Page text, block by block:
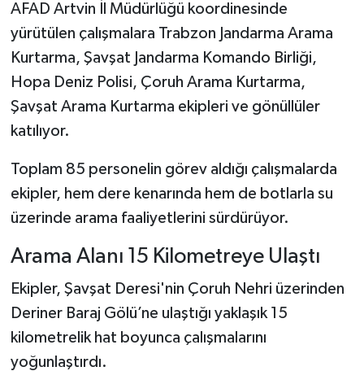
AFAD Artvin İl Müdürlüğü koordinesinde
yürütülen çalışmalara Trabzon Jandarma Arama
Kurtarma, Şavşat Jandarma Komando Birliği,
Hopa Deniz Polisi, Çoruh Arama Kurtarma,
Şavşat Arama Kurtarma ekipleri ve gönüllüler
katılıyor.
Toplam 85 personelin görev aldığı çalışmalarda
ekipler, hem dere kenarında hem de botlarla su
üzerinde arama faaliyetlerini sürdürüyor.
Arama Alanı 15 Kilometreye Ulaştı
Ekipler, Şavşat Deresi'nin Çoruh Nehri üzerinden
Deriner Baraj Gölü’ne ulaştığı yaklaşık 15
kilometrelik hat boyunca çalışmalarını
yoğunlaştırdı.